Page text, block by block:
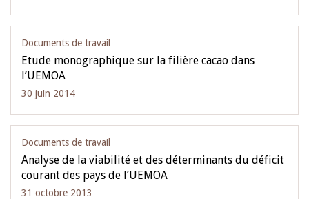
Documents de travail
Etude monographique sur la filière cacao dans
l’UEMOA
30 juin 2014
Documents de travail
Analyse de la viabilité et des déterminants du déficit
courant des pays de l’UEMOA
31 octobre 2013